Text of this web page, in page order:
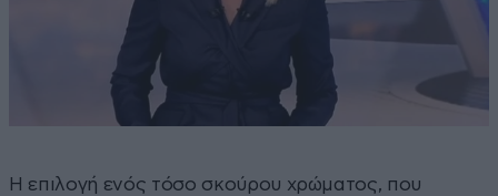
Η επιλογή ενός τόσο σκούρου χρώματος, που